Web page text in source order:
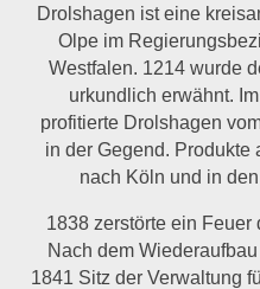
Drolshagen ist eine
Olpe im
Westfalen. 1214 wurde
urkundlich erwähnt.
profitierte Drolshagen
in der Gegend.
nach Köln und in
1838 zerstörte ein
Nach dem
1841 Sitz der Verwaltung